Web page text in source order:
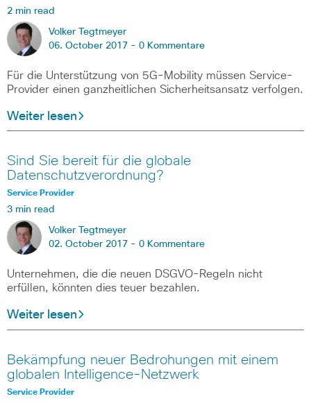
2 min read
Volker Tegtmeyer
06. October 2017 - 0 Kommentare
Für die Unterstützung von 5G-Mobility müssen Service-
Provider einen ganzheitlichen Sicherheitsansatz verfolgen.
Weiter lesen
Sind Sie bereit für die globale
Datenschutzverordnung?
Service Provider
3 min read
Volker Tegtmeyer
02. October 2017 - 0 Kommentare
Unternehmen, die die neuen DSGVO-Regeln nicht
erfüllen, könnten dies teuer bezahlen.
Weiter lesen
Bekämpfung neuer Bedrohungen mit einem
globalen Intelligence-Netzwerk
Service Provider